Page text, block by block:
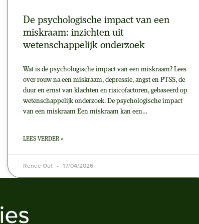
De psychologische impact van een
miskraam: inzichten uit
wetenschappelijk onderzoek
Wat is de psychologische impact van een miskraam? Lees
over rouw na een miskraam, depressie, angst en PTSS, de
duur en ernst van klachten en risicofactoren, gebaseerd op
wetenschappelijk onderzoek. De psychologische impact
van een miskraam Een miskraam kan een…
LEES VERDER »
Renee Out 17/04/2026